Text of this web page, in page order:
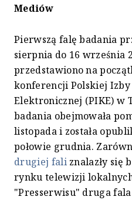
Mediów
Pierwszą falę badania
sierpnia do 16 września
przedstawiono na
konferencji Polskiej
Elektronicznej (PIKE) w
badania obejmowała
listopada i została
połowie grudnia.
drugiej faliznalazły się
rynku telewizji
"Presserwisu" druga